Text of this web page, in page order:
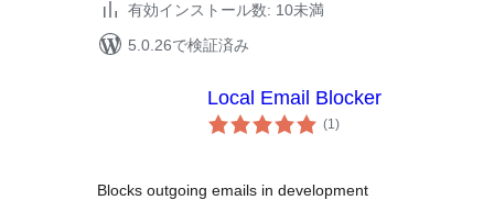
有効インストール数: 10未満
5.0.26で検証済み
Local Email Blocker
(1個
の)
Blocks outgoing emails in development